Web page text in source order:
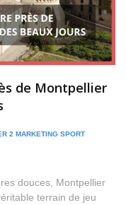
de Montpellier
2 MARKETING SPORT
douces, Montpellier
terrain de jeu